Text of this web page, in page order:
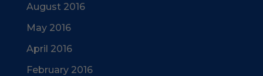
August 2016
May 2016
April 2016
February 2016